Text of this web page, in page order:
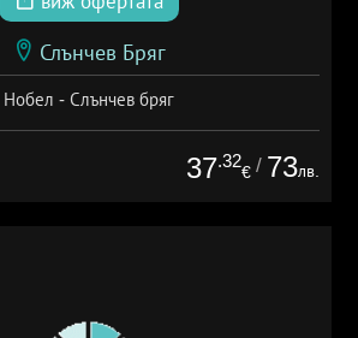
Слънчев Бряг
Нобел - Слънчев бряг
37.32
€ / 73лв.